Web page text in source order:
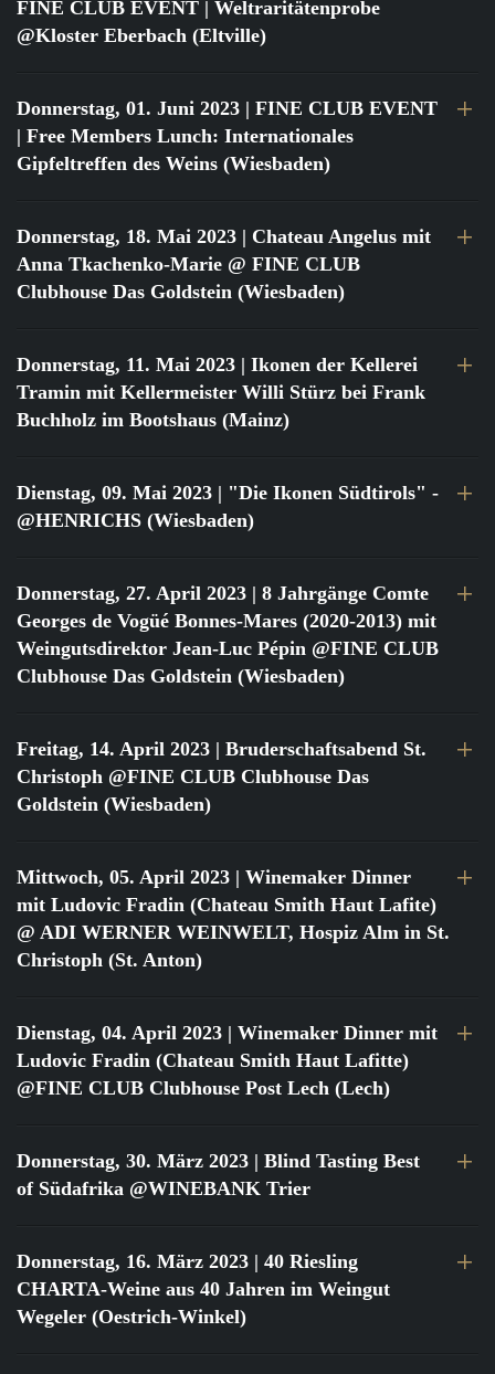
FINE CLUB EVENT | Weltraritätenprobe
@Kloster Eberbach (Eltville)
Donnerstag, 01. Juni 2023 | FINE CLUB EVENT
| Free Members Lunch: Internationales
Gipfeltreffen des Weins (Wiesbaden)
Donnerstag, 18. Mai 2023 | Chateau Angelus mit
Anna Tkachenko-Marie @ FINE CLUB
Clubhouse Das Goldstein (Wiesbaden)
Donnerstag, 11. Mai 2023 | Ikonen der Kellerei
Tramin mit Kellermeister Willi Stürz bei Frank
Buchholz im Bootshaus (Mainz)
Dienstag, 09. Mai 2023 | "Die Ikonen Südtirols" -
@HENRICHS (Wiesbaden)
Donnerstag, 27. April 2023 | 8 Jahrgänge Comte
Georges de Vogüé Bonnes-Mares (2020-2013) mit
Weingutsdirektor Jean-Luc Pépin @FINE CLUB
Clubhouse Das Goldstein (Wiesbaden)
Freitag, 14. April 2023 | Bruderschaftsabend St.
Christoph @FINE CLUB Clubhouse Das
Goldstein (Wiesbaden)
Mittwoch, 05. April 2023 | Winemaker Dinner
mit Ludovic Fradin (Chateau Smith Haut Lafite)
@ ADI WERNER WEINWELT, Hospiz Alm in St.
Christoph (St. Anton)
Dienstag, 04. April 2023 | Winemaker Dinner mit
Ludovic Fradin (Chateau Smith Haut Lafitte)
@FINE CLUB Clubhouse Post Lech (Lech)
Donnerstag, 30. März 2023 | Blind Tasting Best
of Südafrika @WINEBANK Trier
Donnerstag, 16. März 2023 | 40 Riesling
CHARTA-Weine aus 40 Jahren im Weingut
Wegeler (Oestrich-Winkel)